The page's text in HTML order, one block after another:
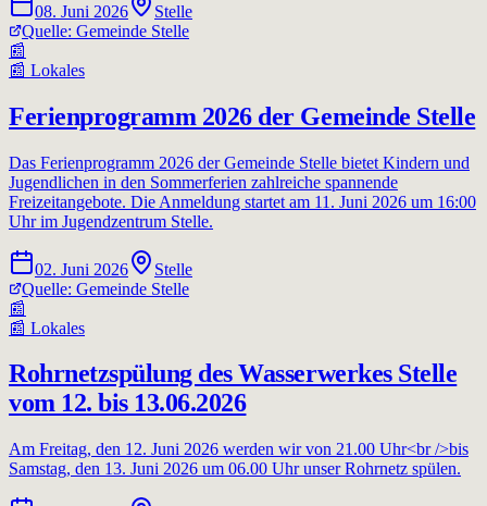
08. Juni 2026
Stelle
Quelle: Gemeinde Stelle
📰
📰 Lokales
Ferienprogramm 2026 der Gemeinde Stelle
Das Ferienprogramm 2026 der Gemeinde Stelle bietet Kindern und
Jugendlichen in den Sommerferien zahlreiche spannende
Freizeitangebote. Die Anmeldung startet am 11. Juni 2026 um 16:00
Uhr im Jugendzentrum Stelle.
02. Juni 2026
Stelle
Quelle: Gemeinde Stelle
📰
📰 Lokales
Rohrnetzspülung des Wasserwerkes Stelle
vom 12. bis 13.06.2026
Am Freitag, den 12. Juni 2026 werden wir von 21.00 Uhr<br />bis
Samstag, den 13. Juni 2026 um 06.00 Uhr unser Rohrnetz spülen.